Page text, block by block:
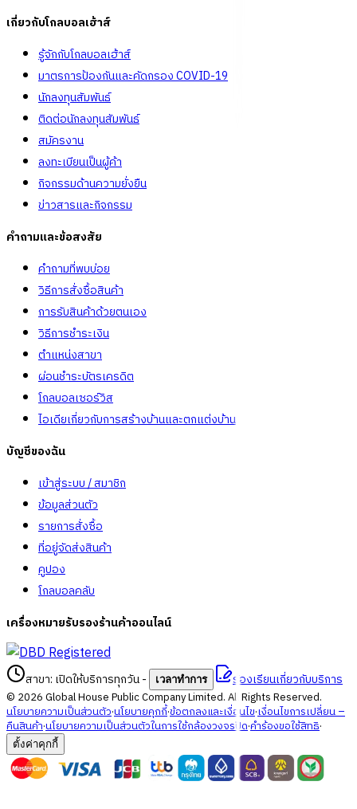
เกี่ยวกับโกลบอลเฮ้าส์
รู้จักกับโกลบอลเฮ้าส์
มาตรการป้องกันและคัดกรอง COVID-19
นักลงทุนสัมพันธ์
ติดต่อนักลงทุนสัมพันธ์
สมัครงาน
ลงทะเบียนเป็นผู้ค้า
กิจกรรมด้านความยั่งยืน
ข่าวสารและกิจกรรม
คำถามและข้อสงสัย
คำถามที่พบบ่อย
วิธีการสั่งซื้อสินค้า
การรับสินค้าด้วยตนเอง
วิธีการชำระเงิน
ตำแหน่งสาขา
ผ่อนชำระบัตรเครดิต
โกลบอลเซอร์วิส
ไอเดียเกี่ยวกับการสร้างบ้านและตกแต่งบ้าน
บัญชีของฉัน
เข้าสู่ระบบ / สมาชิก
ข้อมูลส่วนตัว
รายการสั่งซื้อ
ที่อยู่จัดส่งสินค้า
คูปอง
โกลบอลคลับ
เครื่องหมายรับรองร้านค้าออนไลน์
สาขา: เปิดให้บริการทุกวัน- เวลาทำการ ร้องเรียนเกี่ยวกับบริการ
© 2026Global House Public Company Limited. All Rights Reserved.
นโยบายความเป็นส่วนตัว·นโยบายคุกกี้·ข้อตกลงและเงื่อนไข·เงื่อนไขการเปลี่ยน –
คืนสินค้า·นโยบายความเป็นส่วนตัวในการใช้กล้องวงจรปิด·คำร้องขอใช้สิทธิ·
ตั้งค่าคุกกี้